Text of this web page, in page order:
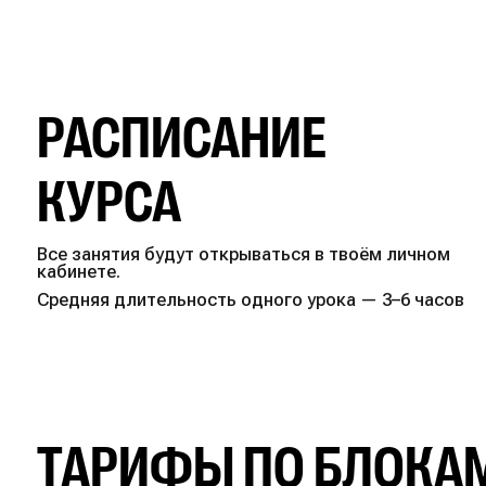
РАСПИСАНИЕ
КУРСА
Все занятия будут открываться в твоём личном
кабинете.
Средняя длительность одного урока — 3–6 часов
ТАРИФЫ ПО